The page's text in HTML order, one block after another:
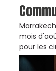
mois
pour les